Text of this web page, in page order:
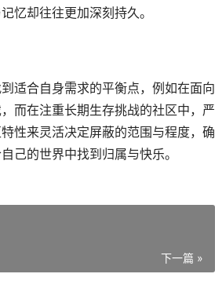
忆却往往更加深刻持久。
适合自身需求的平衡点，例如在面向
而在注重长期生存挑战的社区中，严
性来灵活决定屏蔽的范围与程度，确
己的世界中找到归属与快乐。
下一篇 »